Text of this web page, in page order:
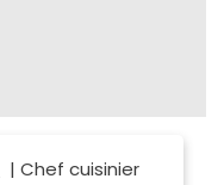
| Chef cuisinier